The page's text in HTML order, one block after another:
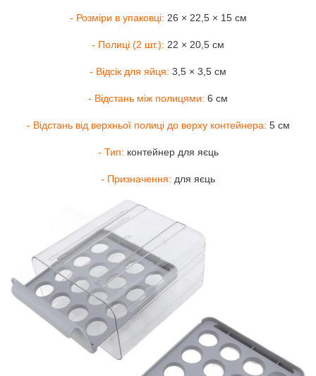
- Розміри в упаковці: 26 × 22,5 × 15 см
- Полиці (2 шт.): 22 × 20,5 см
- Відсік для яйця: 3,5 × 3,5 см
- Відстань між полицями: 6 см
- Відстань від верхньої полиці до верху контейнера: 5 см
- Тип: контейнер для яєць
- Призначення: для яєць